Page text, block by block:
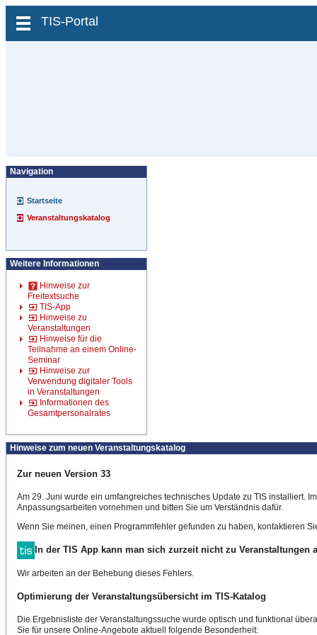
zum Inhalt wechseln
TIS-Portal
Navigation
Startseite
Veranstaltungskatalog
Weitere Informationen
Hinweise zur
Freitextsuche
TIS-App
Hinweise zu
Veranstaltungen
Hinweise für die
Teilnahme an einem Online-
Seminar
Hinweise zur
Verwendung digitaler Tools
in Veranstaltungen
Informationen des
Gesamtpersonalrates
Hinweise zum neuen Veranstaltungskatalog
Zur neuen Version 33
Am 29. Juni wurde ein umfangreiches technisches Update zu TIS installiert.
Anpassungsarbeiten vornehmen und bitten Sie um Verständnis dafür.
Wenn Sie meinen, einen Programmfehler gefunden zu haben, kontaktieren
In der TIS App kann man sich zurzeit nicht zu Veranstaltungen
Wir arbeiten an der Behebung dieses Fehlers.
Optimierung der Veranstaltungsübersicht im TIS-Katalog
Die Ergebnisliste der Veranstaltungssuche wurde optisch und funktional
Sie für unsere Online-Angebote aktuell folgende Besonderheit: